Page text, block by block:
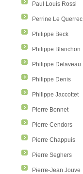
Paul Louis Rossi
Perrine Le Querrec
Philippe Beck
Philippe Blanchon
Philippe Delaveau
Philippe Denis
Philippe Jaccottet
Pierre Bonnet
Pierre Cendors
Pierre Chappuis
Pierre Seghers
Pierre-Jean Jouve